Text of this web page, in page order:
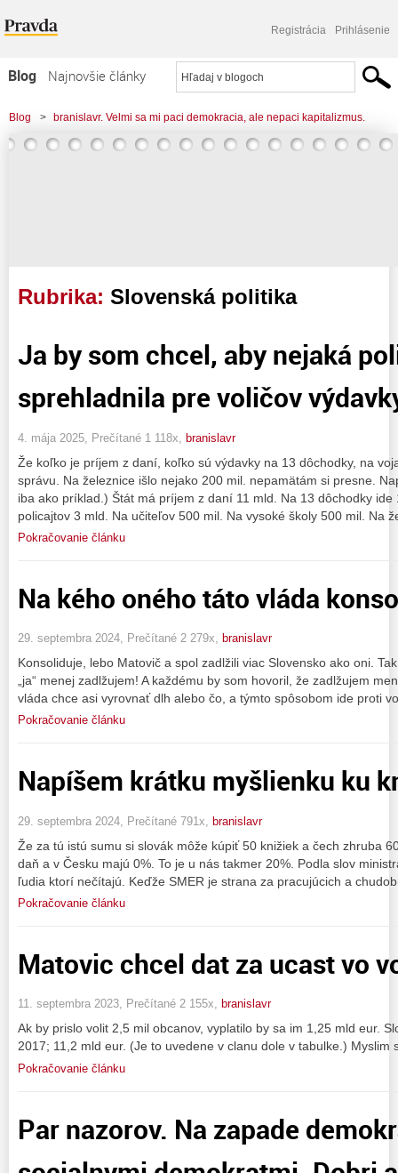
Registrácia Prihlásenie
Blog
Najnovšie články
Najčítanejšie články
Najkomentovanejšie články
Blog > branislavr. Velmi sa mi paci demokracia, ale nepaci kapitalizmus.
Rubrika: Slovenská politika
Ja by som chcel, aby nejaká
sprehladnila pre voličov
4. mája 2025, Prečítané 1 118x, branislavr
Že koľko je príjem z daní, koľko sú výdavky na 13 dôchodky, na
správu. Na železnice išlo nejako 200 mil. nepamätám si presne.
iba ako príklad.) Štát má príjem z daní 11 mld. Na 13 dôchodky
policajtov 3 mld. Na učiteľov 500 mil. Na vysoké školy 500 mil. Na
Pokračovanie článku
Na kého oného táto vláda
29. septembra 2024, Prečítané 2 279x, branislavr
Konsoliduje, lebo Matovič a spol zadlžili viac Slovensko ako oni.
„ja“ menej zadlžujem! A každému by som hovoril, že zadlžujem
vláda chce asi vyrovnať dlh alebo čo, a týmto spôsobom ide proti
Pokračovanie článku
Napíšem krátku myšlienku ku
29. septembra 2024, Prečítané 791x, branislavr
Že za tú istú sumu si slovák môže kúpiť 50 knižiek a čech zhruba
daň a v Česku majú 0%. To je u nás takmer 20%. Podla slov
ľudia ktorí nečítajú. Keďže SMER je strana za pracujúcich a
Pokračovanie článku
Matovic chcel dat za ucast vo
11. septembra 2023, Prečítané 2 155x, branislavr
Ak by prislo volit 2,5 mil obcanov, vyplatilo by sa im 1,25 mld eur.
2017; 11,2 mld eur. (Je to uvedene v clanu dole v tabulke.) Myslim
Pokračovanie článku
Par nazorov. Na zapade